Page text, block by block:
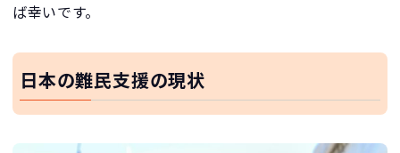
ば幸いです。
日本の難民支援の現状